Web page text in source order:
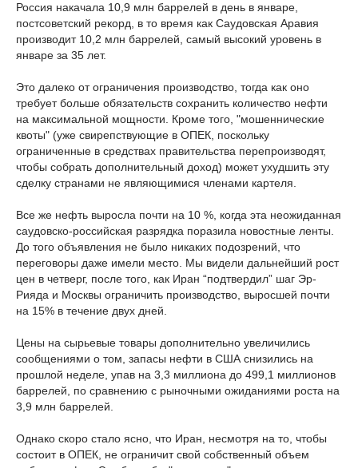
Россия накачала 10,9 млн баррелей в день в январе,
постсоветский рекорд, в то время как Саудовская Аравия
производит 10,2 млн баррелей, самый высокий уровень в
январе за 35 лет.
Это далеко от ограничения производство, тогда как оно
требует больше обязательств сохранить количество нефти
на максимальной мощности. Кроме того, "мошеннические
квоты" (уже свирепствующие в ОПЕК, поскольку
ограниченные в средствах правительства перепроизводят,
чтобы собрать дополнительный доход) может ухудшить эту
сделку странами не являющимися членами картеля.
Все же нефть выросла почти на 10 %, когда эта неожиданная
саудовско-российская разрядка поразила новостные ленты.
До того объявления не было никаких подозрений, что
переговоры даже имели место. Мы видели дальнейший рост
цен в четверг, после того, как Иран “подтвердил” шаг Эр-
Рияда и Москвы ограничить производство, выросшей почти
на 15% в течение двух дней.
Цены на сырьевые товары дополнительно увеличились
сообщениями о том, запасы нефти в США снизились на
прошлой неделе, упав на 3,3 миллиона до 499,1 миллионов
баррелей, по сравнению с рыночными ожиданиями роста на
3,9 млн баррелей.
Однако скоро стало ясно, что Иран, несмотря на то, чтобы
состоит в ОПЕК, не ограничит свой собственный объем